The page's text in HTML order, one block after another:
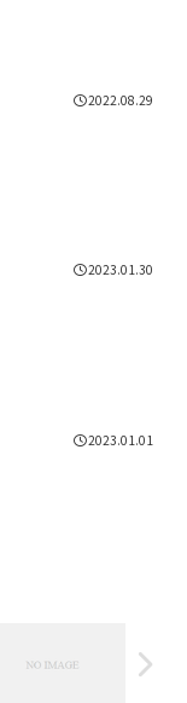
2022.08.29
2023.01.30
2023.01.01